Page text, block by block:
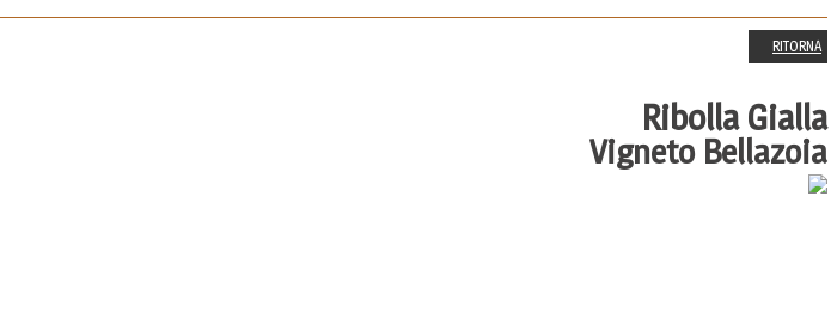
RITORNA
Ribolla Gialla
Vigneto Bellazoia